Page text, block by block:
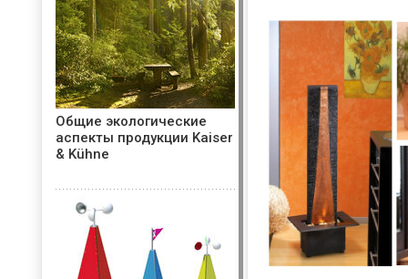
Общие экологические
аспекты продукции Kaiser
& Kühne